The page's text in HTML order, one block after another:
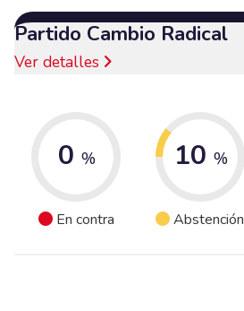
Partido Cambio Radical
Ver detalles
0 %
En contra
10 %
Abstención